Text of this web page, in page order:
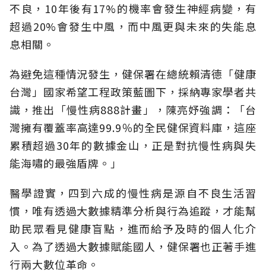
不良，10年後有17%的機率會發生神經病變，有
超過20%會發生中風，而中風更與未來的失能息
息相關。
為避免這種情況發生，健保署在總統賴清德「健康
台灣」國家希望工程政策藍圖下，採納專家學者共
識，推出「慢性病888計畫」，陳亮妤強調：「台
灣擁有覆蓋率高達99.9％的全民健保資料庫，這座
累積超過30年的數據金山，正是對抗慢性病與失
能海嘯的最強盾牌。」
醫學證實，四到六成的慢性病是源自不良生活習
慣，唯有透過大數據精準分析與行為追蹤，才能幫
助民眾看見健康盲點，進而給予及時的個人化介
入。為了透過大數據賦能國人，健保署也正著手進
行兩大數位革命。